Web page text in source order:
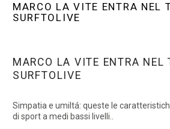
MARCO LA VITE ENTRA NEL
SURFTOLIVE
MARCO LA VITE ENTRA NEL
SURFTOLIVE
Simpatia e umiltá: queste le
di sport a medi bassi livelli..